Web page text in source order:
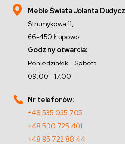
Meble Świata Jolanta Dudycz
Strumykowa 11,
66-450 Łupowo
Godziny otwarcia:
Poniedziałek - Sobota
09.00 - 17.00
Nr telefonów:
+48 535 035 705
+48 500 725 401
+48 95 722 88 44